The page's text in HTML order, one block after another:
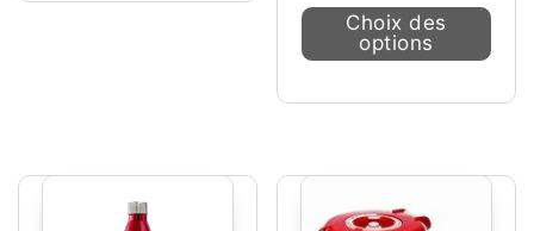
Choix des
options